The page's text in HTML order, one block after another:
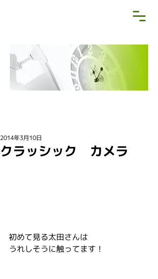
クラッシック カメラ
2014年3月10日
初めて見る太田さんは
うれしそうに触ってます！